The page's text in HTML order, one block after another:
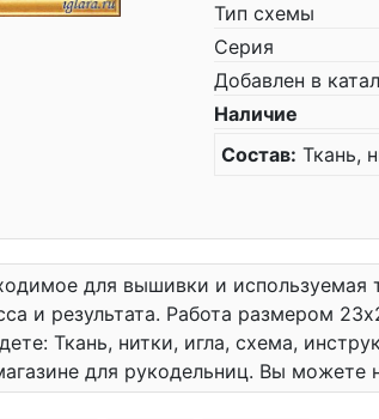
Тип схемы
Серия
Добавлен в
Наличие
Состав: Ткань,
для вышивки и
и результата. Работа размером
Ткань, нитки, игла, схема,
для рукодельниц. Вы